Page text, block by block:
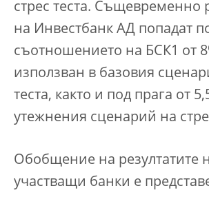
стрес теста. Същевременно
на Инвестбанк АД попадат
съотношението на БСК1 от
използван в базовия
теста, както и под прага от
утежнения сценарий на
Обобщение на резултатите
участващи банки е